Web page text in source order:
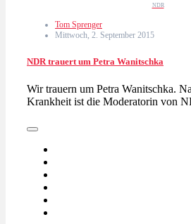
NDR
Tom Sprenger
Mittwoch, 2. September 2015
NDR trauert um Petra Wanitschka
Wir trauern um Petra Wanitschka.
Krankheit ist die Moderatorin von